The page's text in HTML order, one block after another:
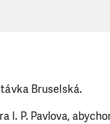
Bruselská.
I. P. Pavlova,